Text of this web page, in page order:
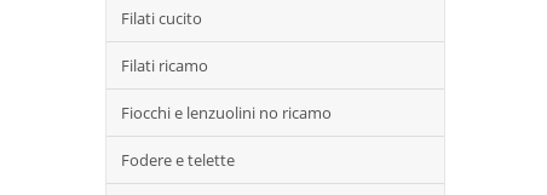
Filati cucito
Filati ricamo
Fiocchi e lenzuolini no ricamo
Fodere e telette